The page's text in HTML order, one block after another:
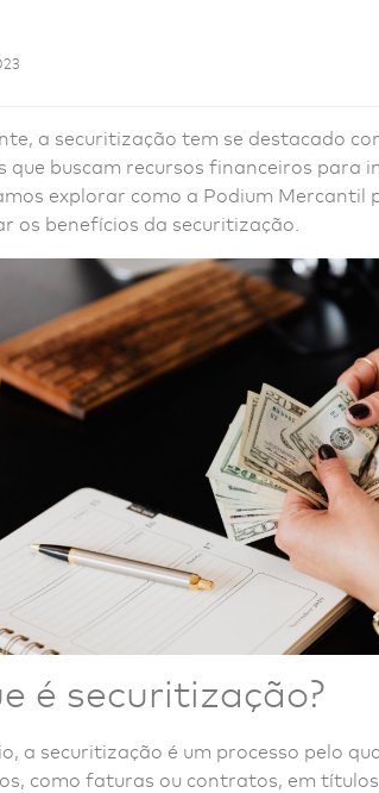
a securitização tem se destacado
que buscam recursos financeiros para
explorar como a Podium Mercantil
os benefícios da securitização.
é securitização?
a securitização é um processo pelo
como faturas ou contratos, em